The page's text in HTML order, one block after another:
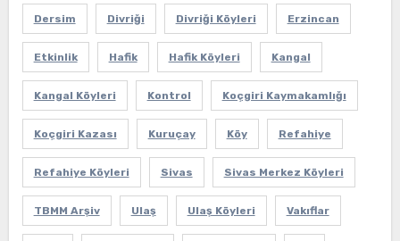
Dersim Divriği Divriği Köyleri Erzincan
Etkinlik Hafik Hafik Köyleri Kangal
Kangal Köyleri Kontrol Koçgiri Kaymakamlığı
Koçgiri Kazası Kuruçay Köy Refahiye
Refahiye Köyleri Sivas Sivas Merkez Köyleri
TBMM Arşiv Ulaş Ulaş Köyleri Vakıflar